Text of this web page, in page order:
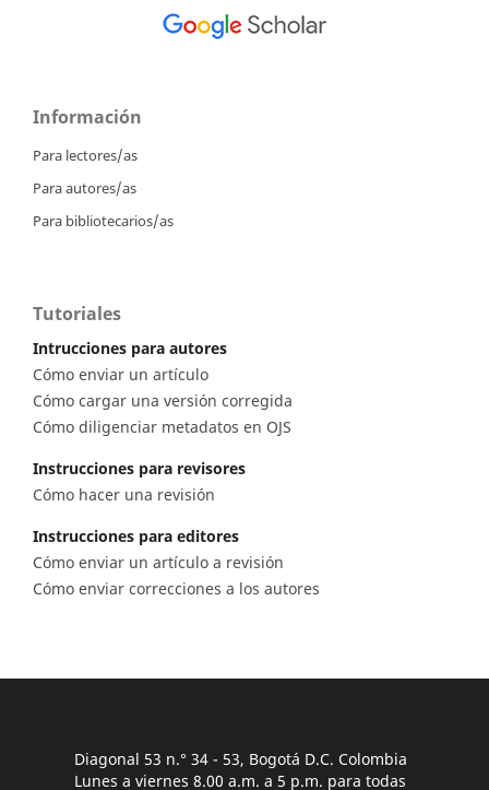
Información
Para lectores/as
Para autores/as
Para bibliotecarios/as
Tutoriales
Intrucciones para autores
Cómo enviar un artículo
Cómo cargar una versión corregida
Cómo diligenciar metadatos en OJS
Instrucciones para revisores
Cómo hacer una revisión
Instrucciones para editores
Cómo enviar un artículo a revisión
Cómo enviar correcciones a los autores
Diagonal 53 n.° 34 - 53, Bogotá D.C. Colombia
Lunes a viernes 8.00 a.m. a 5 p.m. para todas